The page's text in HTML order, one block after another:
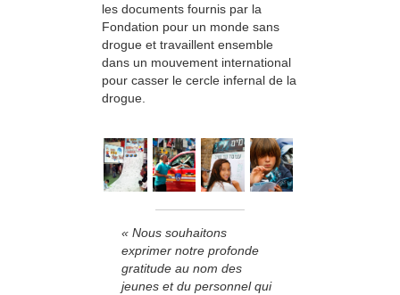
les documents fournis par la
Fondation pour un monde sans
drogue et travaillent ensemble
dans un mouvement international
pour casser le cercle infernal de la
drogue.
« Nous souhaitons
exprimer notre profonde
gratitude au nom des
jeunes et du personnel qui